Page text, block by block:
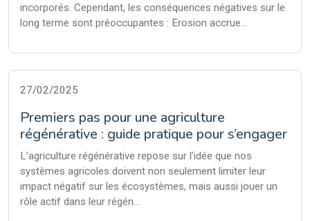
incorporés. Cependant, les conséquences négatives sur le
long terme sont préoccupantes : Erosion accrue...
27/02/2025
Premiers pas pour une agriculture
régénérative : guide pratique pour s’engager
L’agriculture régénérative repose sur l’idée que nos
systèmes agricoles doivent non seulement limiter leur
impact négatif sur les écosystèmes, mais aussi jouer un
rôle actif dans leur régén...